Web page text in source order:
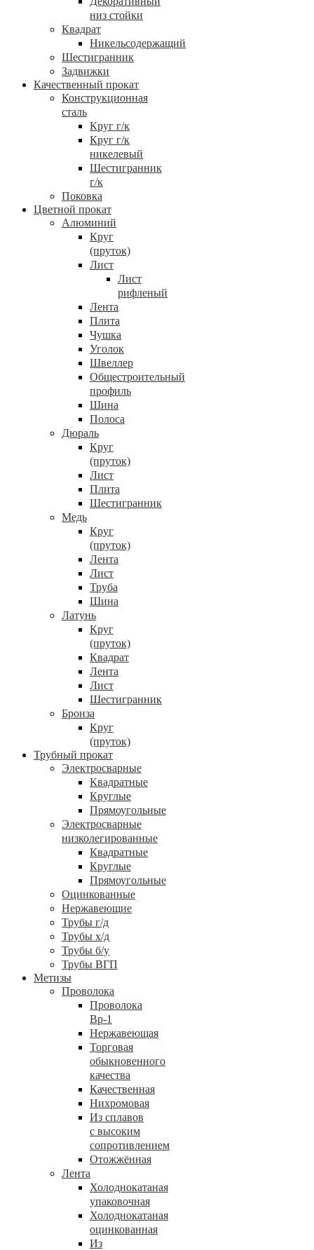
низ стойки
Квадрат
Никельсодержащий
Шестигранник
Задвижки
Качественный прокат
Конструкционная
сталь
Круг г/к
Круг г/к
никелевый
Шестигранник
г/к
Поковка
Цветной прокат
Алюминий
Круг
(пруток)
Лист
Лист
рифленый
Лента
Плита
Чушка
Уголок
Швеллер
Общестроительный
профиль
Шина
Полоса
Дюраль
Круг
(пруток)
Лист
Плита
Шестигранник
Медь
Круг
(пруток)
Лента
Лист
Труба
Шина
Латунь
Круг
(пруток)
Квадрат
Лента
Лист
Шестигранник
Бронза
Круг
(пруток)
Трубный прокат
Электросварные
Квадратные
Круглые
Прямоугольные
Электросварные
низколегированные
Квадратные
Круглые
Прямоугольные
Оцинкованные
Нержавеющие
Трубы г/д
Трубы х/д
Трубы б/у
Трубы ВГП
Метизы
Проволока
Проволока
Вр-1
Нержавеющая
Торговая
обыкновенного
качества
Качественная
Нихромовая
Из сплавов
с высоким
сопротивлением
Отожжённая
Лента
Холоднокатаная
упаковочная
Холоднокатаная
оцинкованная
Из